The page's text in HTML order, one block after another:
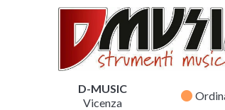
D-MUSIC
Vicenza
fiber_manual_record